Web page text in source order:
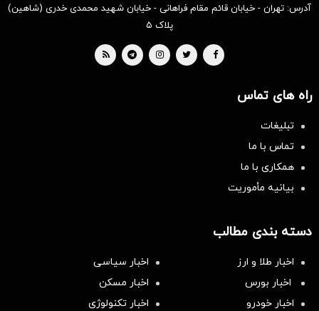
آدرس: تهران - خیابان قائم مقام فراهانی - خیابان شهید محمدی خدری (شاهین)
پلاک ۵
راه های تماس
تبلیغات
تماس با ما
همکاری با ما
بیانیه مأموریت
دسته بندی مطالب
اخبار طلا و ارز
اخبار سیاسی
اخبار بورس
اخبار مسکن
اخبار خودرو
اخبار تکنولوژی